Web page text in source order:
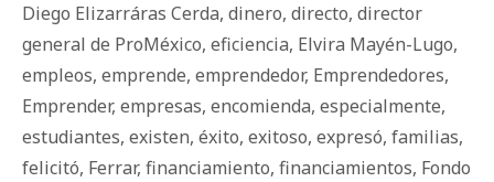
Diego Elizarráras Cerda, dinero, directo, director
general de ProMéxico, eficiencia, Elvira Mayén-Lugo,
empleos, emprende, emprendedor, Emprendedores,
Emprender, empresas, encomienda, especialmente,
estudiantes, existen, éxito, exitoso, expresó, familias,
felicitó, Ferrar, financiamiento, financiamientos, Fondo